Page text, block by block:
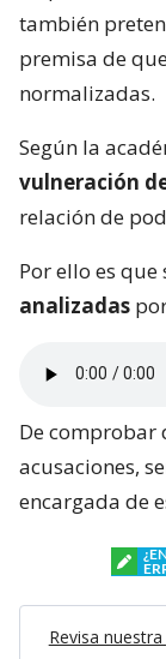
también
premisa de
normalizadas.
Según la
vulneración
relación de
Por ello es que
analizadas
De comprobar
acusaciones,
encargada de
Revisa